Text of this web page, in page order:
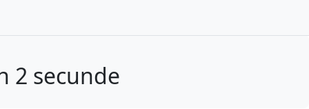
2 secunde